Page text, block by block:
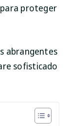
proteger
abrangentes
sofisticado